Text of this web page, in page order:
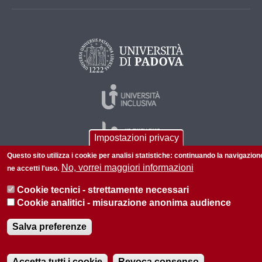
© 2026 Università di Padova - Tutti i diritti riservati
P.I. 00742430283 C.F. 80006480281
Privacy policy
Impostazioni privacy
Questo sito utilizza i cookie per analisi statistiche: continuando la
ne accetti l'uso. No, vorrei maggiori informazioni
Cookie tecnici - strettamente necessari
Cookie analitici - misurazione anonima audience
Salva preferenze